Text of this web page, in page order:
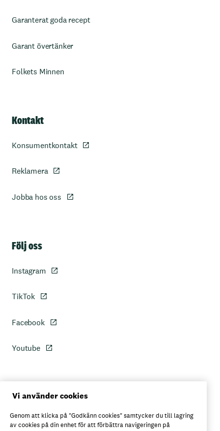
Garanterat goda recept
Garant övertänker
Folkets Minnen
Kontakt
Konsumentkontakt
Reklamera
Jobba hos oss
Följ oss
Instagram
TikTok
Facebook
Youtube
Personuppgiftspolicy
Axfoods integritetspolicy
Vi använder cookies
Genom att klicka på "Godkänn cookies" samtycker du till lagring
av cookies på din enhet för att förbättra navigeringen på